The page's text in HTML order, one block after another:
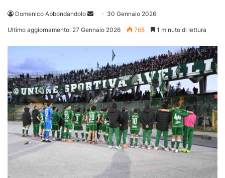
Domenico Abbondandolo
Invia 30 Gennaio 2026
Ultimo aggiornamento: 27 Gennaio 2026 768 1 minuto di lettura